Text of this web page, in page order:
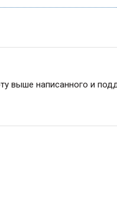
выше написанного и